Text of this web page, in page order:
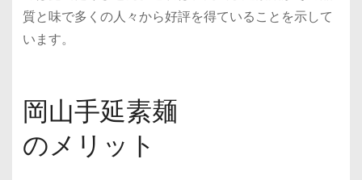
質と味で多くの人々から好評を得ていることを示して
います。
岡山手延素麺
のメリット